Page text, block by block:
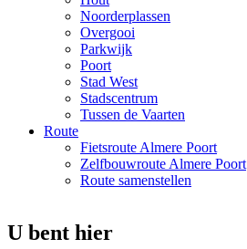
Noorderplassen
Overgooi
Parkwijk
Poort
Stad West
Stadscentrum
Tussen de Vaarten
Route
Fietsroute Almere Poort
Zelfbouwroute Almere Poort
Route samenstellen
U bent hier